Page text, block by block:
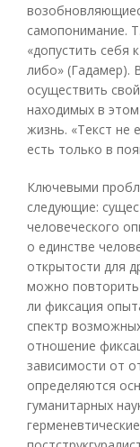
самопонимание.
«допустить себя
либо» (Гадамер).
осуществить
находимых в
жизнь. «Текст не
есть только в
Ключевыми
следующие:
человеческого
о единстве
открытости для
можно повторить
ли фиксация
спектр
отношение
зависимости от
определяются
гуманитарных